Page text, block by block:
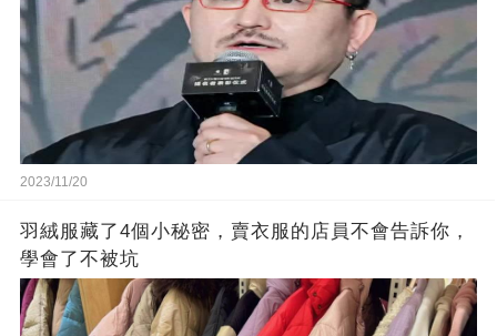
2023/11/20
羽絨服藏了4個小秘密，賣衣服的店員不會告訴你，
學會了不被坑